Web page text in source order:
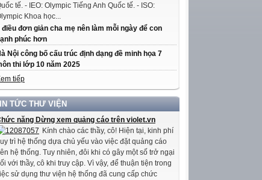
tế. - IEO: Olympic Tiếng Anh Quốc tế. - ISO:
Khoa học...
điều đơn giản cha mẹ nên làm mỗi ngày để con
phúc hơn
Nội công bố cấu trúc định dạng đề minh họa 7
thi lớp 10 năm 2025
tiếp
TỨC THƯ VIỆN
năng Dừng xem quảng cáo trên violet.vn
Kính chào các thầy, cô! Hiện tại, kinh phí
trì hệ thống dựa chủ yếu vào việc đặt quảng cáo
hệ thống. Tuy nhiên, đôi khi có gây một số trở ngại
với thầy, cô khi truy cập. Vì vậy, để thuận tiện trong
sử dụng thư viện hệ thống đã cung cấp chức